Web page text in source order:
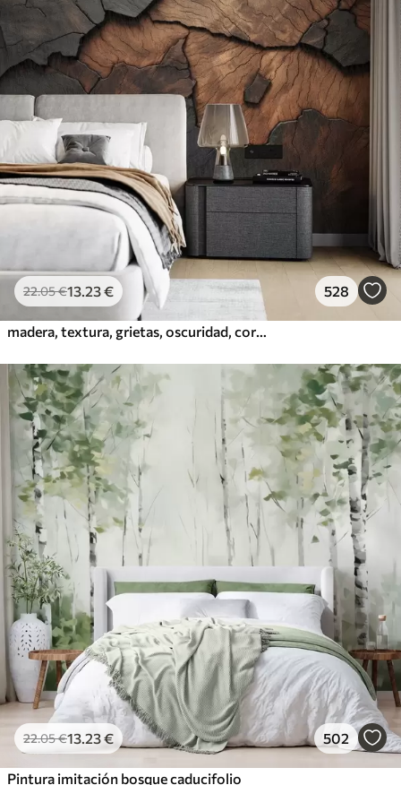
22.05€13 .23€ 528
22.05€13 .23€ 502
Pintura imitación bosque caducifolio